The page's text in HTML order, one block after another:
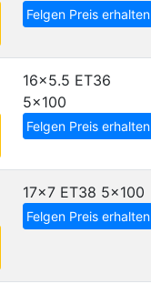
Felgen Preis erhalten
16x5.5 ET36
5x100
Felgen Preis erhalten
17x7 ET38 5x100
Felgen Preis erhalten